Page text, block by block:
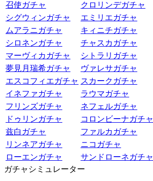
召使ガチャ
クロリンデガチャ
シグウィンガチャ
エミリエガチャ
ムアラニガチャ
キィニチガチャ
シロネンガチャ
チャスカガチャ
マーヴィカガチャ
シトラリガチャ
夢見月瑞希ガチャ
ヴァレサガチャ
エスコフィエガチャ スカークガチャ
イネファガチャ
ラウマガチャ
フリンズガチャ
ネフェルガチャ
ドゥリンガチャ
コロンビーナガチャ
兹白ガチャ
ファルカガチャ
リンネアガチャ
ニコガチャ
ローエンガチャ
サンドローネガチャ
ガチャシミュレーター